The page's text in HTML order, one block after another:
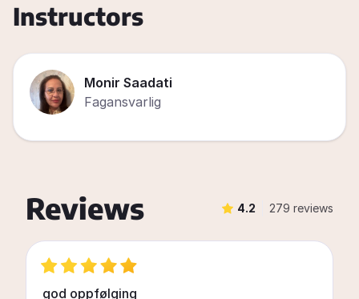
Instructors
Monir Saadati
Fagansvarlig
Reviews 4.2 279 reviews
god oppfølging